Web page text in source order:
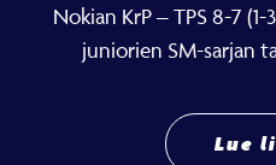
Nokian KrP – TPS 8-7
juniorien SM-sarjan
Lue